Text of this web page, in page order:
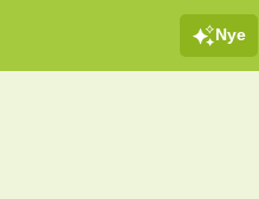
Nye